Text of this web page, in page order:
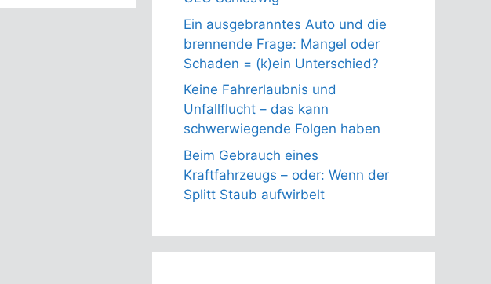
Ein ausgebranntes Auto und die
brennende Frage: Mangel oder
Schaden = (k)ein Unterschied?
Keine Fahrerlaubnis und
Unfallflucht – das kann
schwerwiegende Folgen haben
Beim Gebrauch eines
Kraftfahrzeugs – oder: Wenn der
Splitt Staub aufwirbelt